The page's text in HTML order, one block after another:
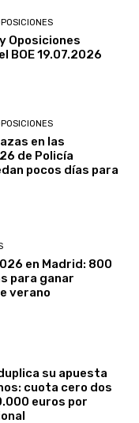
Oposiciones
BOE 19.07.2026
en las
de Policía
pocos días para
en Madrid: 800
para ganar
verano
su apuesta
cuota cero dos
euros por